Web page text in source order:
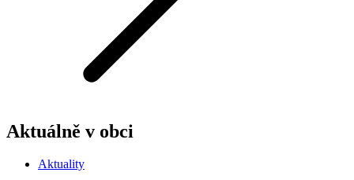
Aktuálně v obci
Aktuality